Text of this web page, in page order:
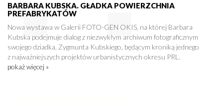
BARBARA KUBSKA. GŁADKA POWIERZCHNIA
PREFABRYKATÓW
Nowa wystawa w Galerii FOTO-GEN OKIS, na której Barbara
Kubska podejmuje dialog z niezwykłym archiwum fotograficznym
swojego dziadka, Zygmunta Kubskiego, będącym kroniką jednego
z najważniejszych projektów urbanistycznych okresu PRL.
pokaż więcej »